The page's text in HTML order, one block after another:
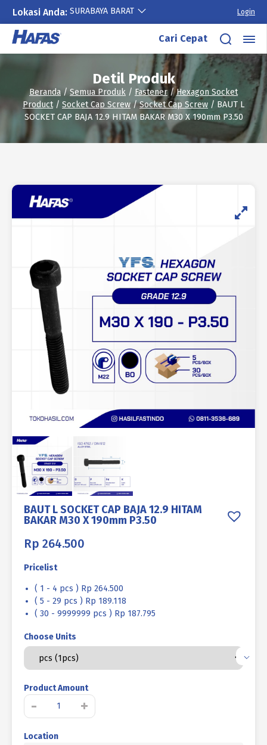
Lokasi Anda: SURABAYA BARAT Login
Lewati
konten
Cari Cepat
Detil Produk
Beranda/Semua Produk / Fastener/Hexagon Socket
Product/ Socket Cap Screw/Socket Cap Screw / BAUT L
SOCKET CAP BAJA 12.9 HITAM BAKAR M30 X 190mm P3.50
BAUT L SOCKET CAP BAJA 12.9 HITAM
BAKAR M30 X 190mm P3.50
Rp 264.500
Pricelist
( 1 - 4 pcs ) Rp 264.500
( 5 - 29 pcs ) Rp 189.118
( 30 - 9999999 pcs ) Rp 187.795
Choose Units
Product Amount
-
Kuantitas
SOCKET
+
Location